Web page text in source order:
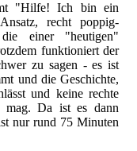
"Hilfe! Ich bin ein
recht poppig-
einer "heutigen"
funktioniert der
zu sagen - es ist
und die Geschichte,
und keine rechte
mag. Da ist es dann
nur rund 75 Minuten